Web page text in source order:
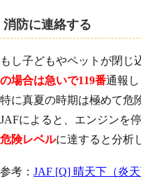
消防に連絡する
もし子どもやペットが閉じ
の場合は急いで119番通報し
特に真夏の時期は極めて危
JAFによると、エンジンを
危険レベルに達すると分析
参考： JAF [Q] 晴天下（炎